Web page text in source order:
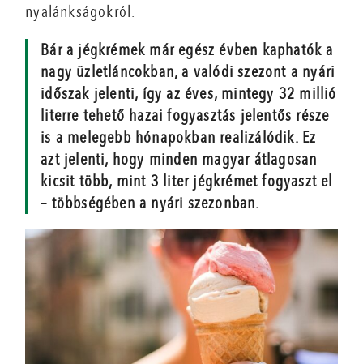
nyalánkságokról.
Bár a jégkrémek már egész évben kaphatók a
nagy üzletláncokban, a valódi szezont a nyári
időszak jelenti, így az éves, mintegy 32 millió
literre tehető hazai fogyasztás jelentős része
is a melegebb hónapokban realizálódik. Ez
azt jelenti, hogy minden magyar átlagosan
kicsit több, mint 3 liter jégkrémet fogyaszt el
– többségében a nyári szezonban.